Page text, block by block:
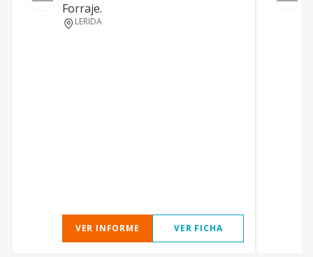
Forraje.
LERIDA
VER INFORME VER FICHA